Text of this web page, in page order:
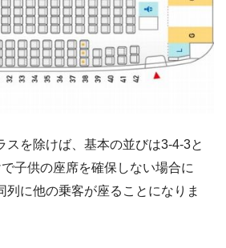
スを除けば、基本の並びは3-4-3と
子供の座席を確保しない場合に
列に他の乗客が座ることになりま